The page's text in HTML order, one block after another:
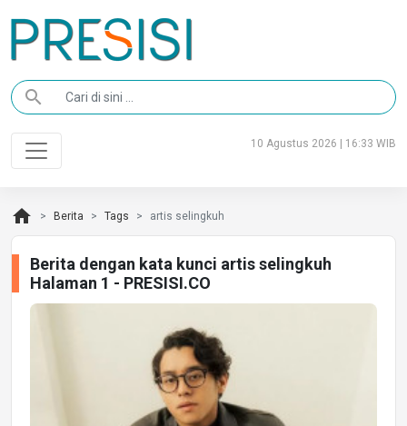
search
10 Agustus 2026 | 16:33 WIB
home Berita Tags artis selingkuh
Berita dengan kata kunci artis selingkuh
Halaman 1 - PRESISI.CO